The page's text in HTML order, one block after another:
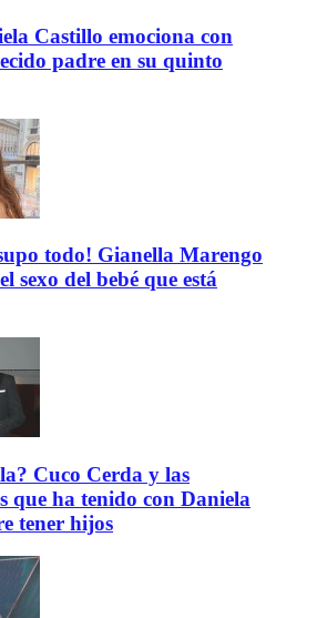
Castillo emociona con
padre en su quinto
todo! Gianella Marengo
sexo del bebé que está
Cuco Cerda y las
que ha tenido con Daniela
tener hijos